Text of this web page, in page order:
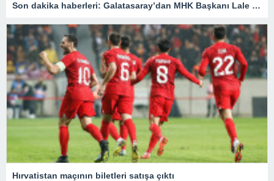
Son dakika haberleri: Galatasaray’dan MHK Başkanı Lale Orta hakkında flaş açıklama
Hırvatistan maçının biletleri satışa çıktı